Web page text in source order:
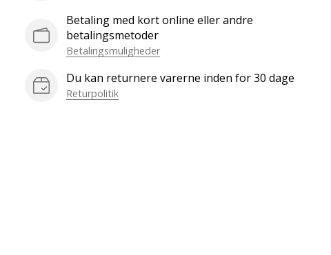
Betaling med kort online eller andre
betalingsmetoder
Betalingsmuligheder
Du kan returnere varerne inden for 30 dage
Returpolitik